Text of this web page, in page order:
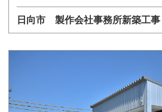
日向市 製作会社事務所新築工事